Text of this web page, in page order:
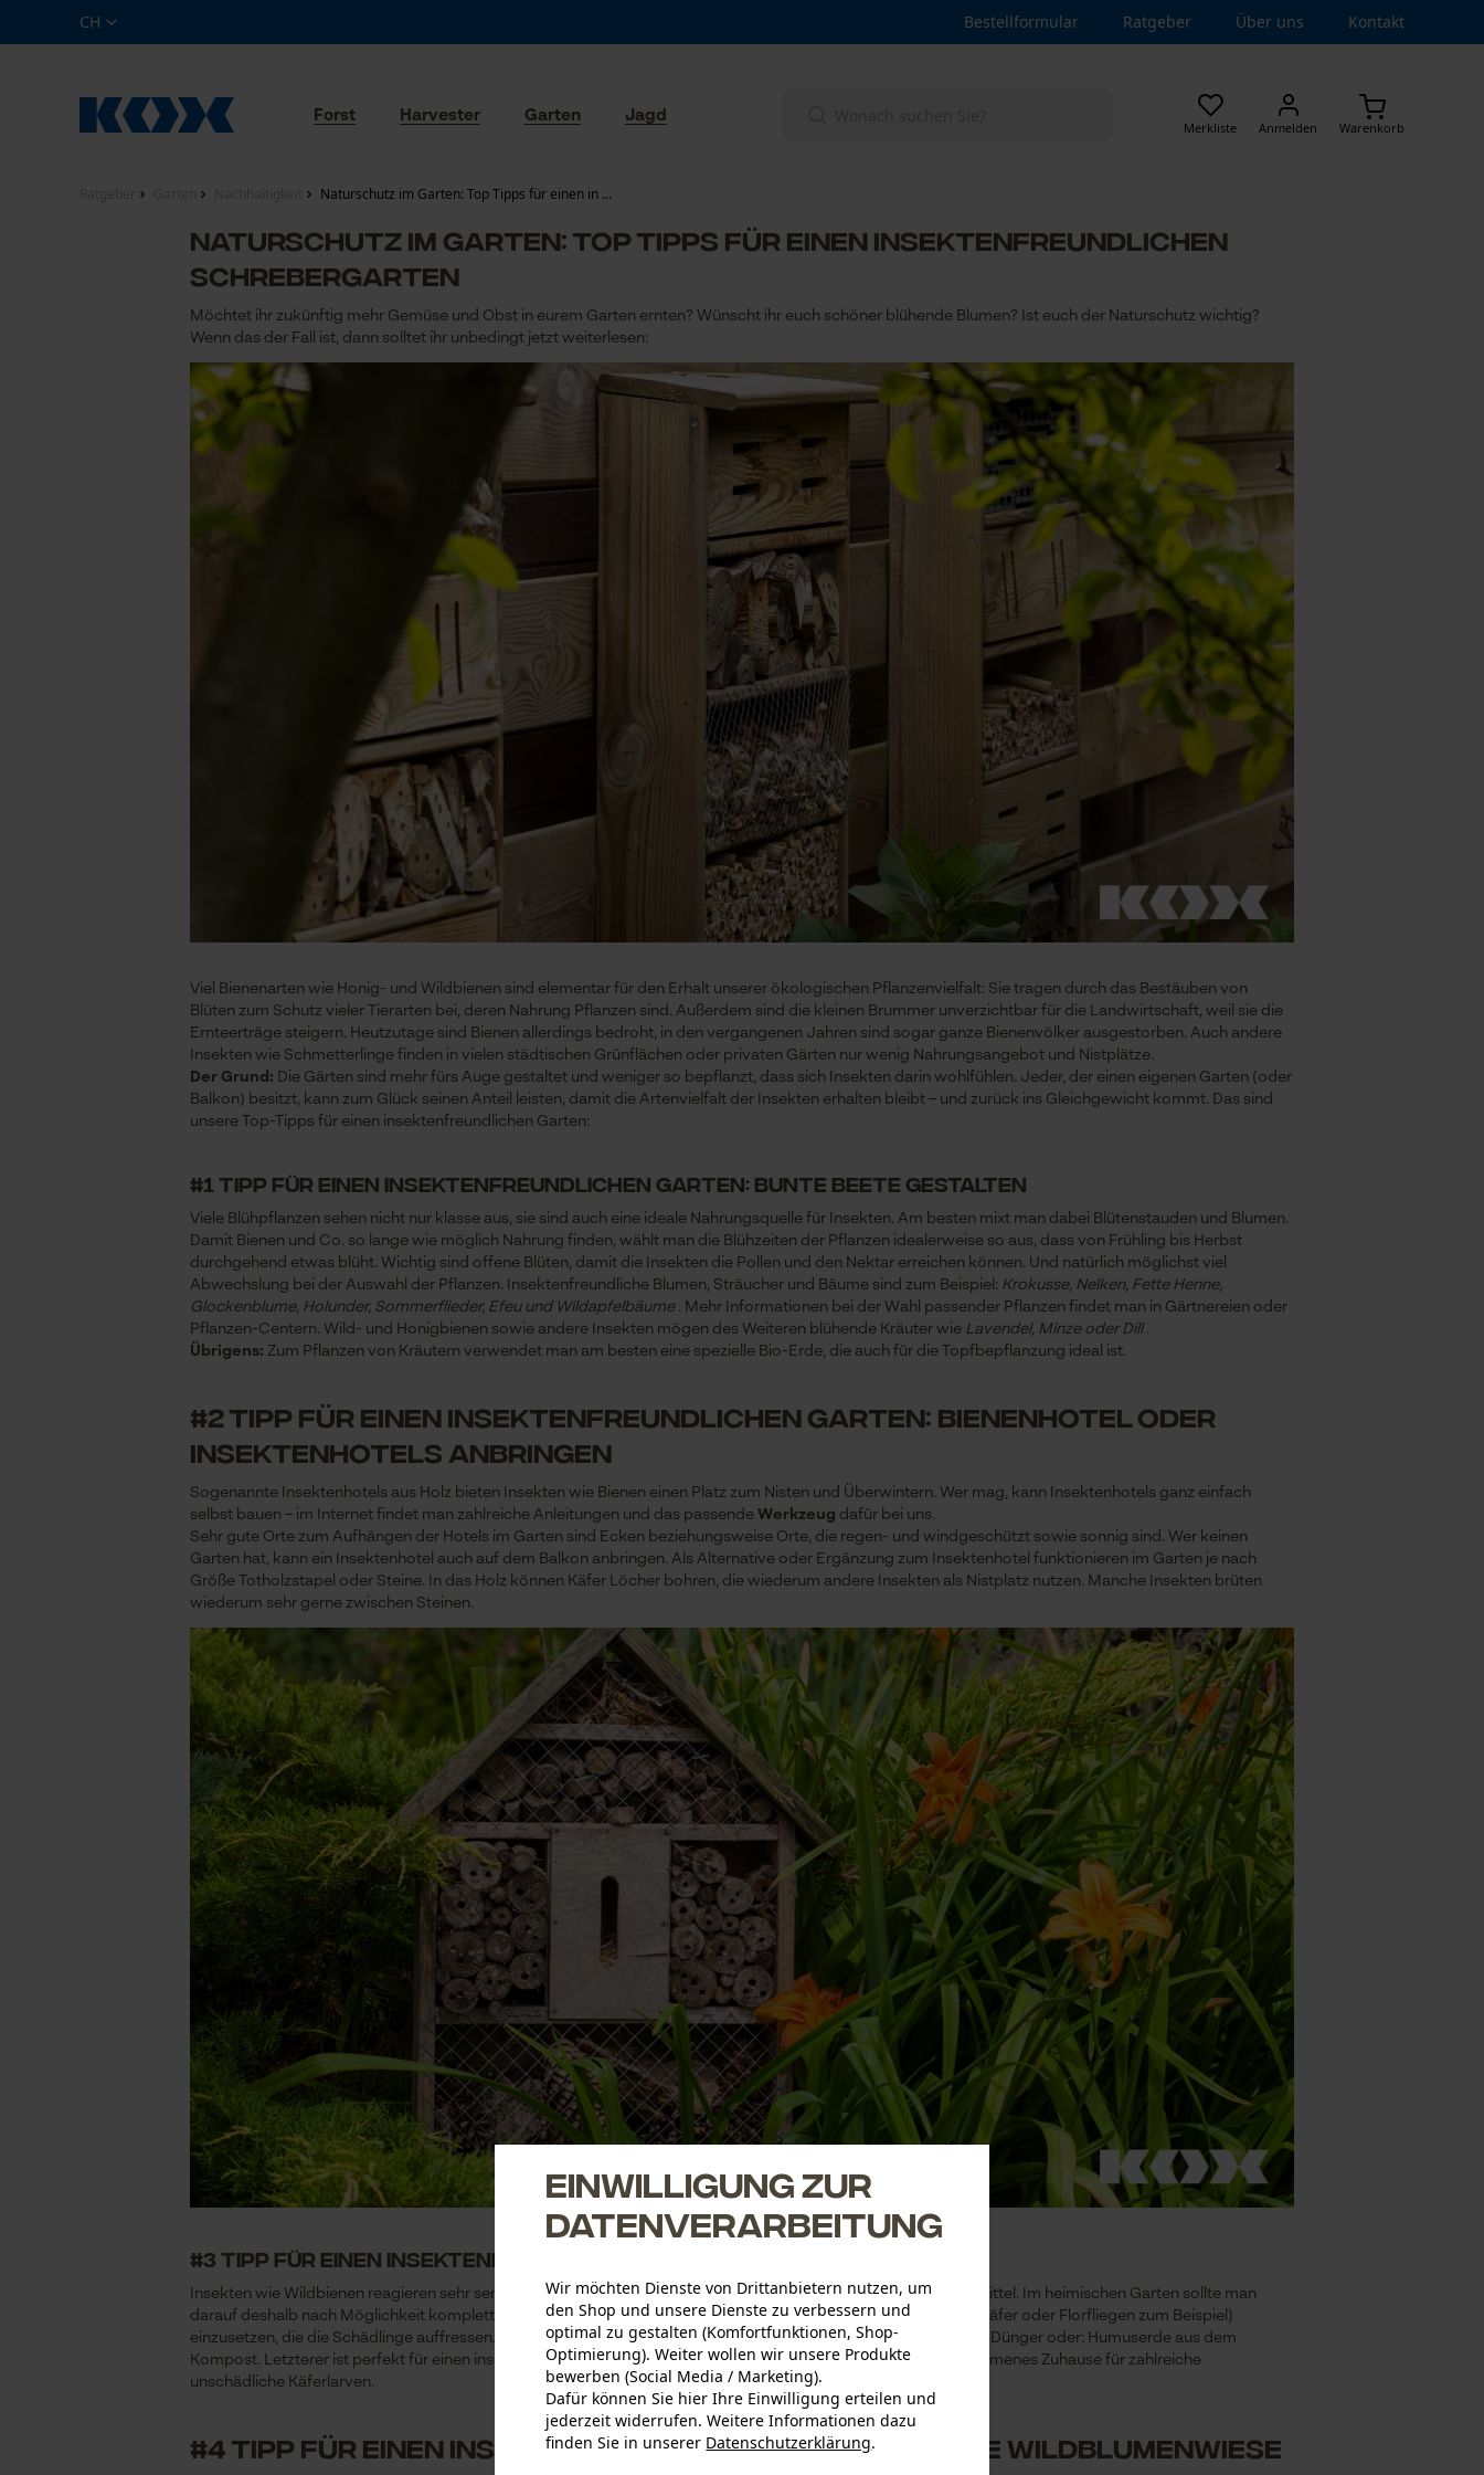
CH Bestellformular Ratgeber Über uns Kontakt
Merkliste Anmelden Warenkorb
Forst Harvester Garten Jagd
Naturschutz im Garten: Top Tipps für einen in ...
Naturschutz im Garten: Top Tipps für einen insektenfreundlichen
Schrebergarten
Möchtet ihr zukünftig mehr Gemüse und Obst in eurem Garten ernten? Wünscht ihr euch schöner blühende Blumen? Ist euch der Naturschutz wichtig?
Wenn das der Fall ist, dann solltet ihr unbedingt jetzt weiterlesen:
Viel Bienenarten wie Honig- und Wildbienen sind elementar für den Erhalt unserer ökologischen Pflanzenvielfalt: Sie tragen durch das Bestäuben von
Blüten zum Schutz vieler Tierarten bei, deren Nahrung Pflanzen sind. Außerdem sind die kleinen Brummer unverzichtbar für die Landwirtschaft, weil sie die
Ernteerträge steigern. Heutzutage sind Bienen allerdings bedroht, in den vergangenen Jahren sind sogar ganze Bienenvölker ausgestorben. Auch andere
Insekten wie Schmetterlinge finden in vielen städtischen Grünflächen oder privaten Gärten nur wenig Nahrungsangebot und Nistplätze.
Der Grund: Die Gärten sind mehr fürs Auge gestaltet und weniger so bepflanzt, dass sich Insekten darin wohlfühlen. Jeder, der einen eigenen Garten (oder
Balkon) besitzt, kann zum Glück seinen Anteil leisten, damit die Artenvielfalt der Insekten erhalten bleibt – und zurück ins Gleichgewicht kommt. Das sind
unsere Top-Tipps für einen insektenfreundlichen Garten:
#1 Tipp für einen insektenfreundlichen Garten: Bunte Beete gestalten
Viele Blühpflanzen sehen nicht nur klasse aus, sie sind auch eine ideale Nahrungsquelle für Insekten. Am besten mixt man dabei Blütenstauden und Blumen.
Damit Bienen und Co. so lange wie möglich Nahrung finden, wählt man die Blühzeiten der Pflanzen idealerweise so aus, dass von Frühling bis Herbst
durchgehend etwas blüht. Wichtig sind offene Blüten, damit die Insekten die Pollen und den Nektar erreichen können. Und natürlich möglichst viel
Abwechslung bei der Auswahl der Pflanzen. Insektenfreundliche Blumen, Sträucher und Bäume sind zum Beispiel: Krokusse, Nelken, Fette Henne,
Glockenblume, Holunder, Sommerflieder, Efeu und Wildapfelbäume . Mehr Informationen bei der Wahl passender Pflanzen findet man in Gärtnereien oder
Pflanzen-Centern. Wild- und Honigbienen sowie andere Insekten mögen des Weiteren blühende Kräuter wie Lavendel, Minze oder Dill .
Übrigens: Zum Pflanzen von Kräutern verwendet man am besten eine spezielle Bio-Erde, die auch für die Topfbepflanzung ideal ist.
#2 Tipp für einen insektenfreundlichen Garten: Bienenhotel oder
Insektenhotels anbringen
Sogenannte Insektenhotels aus Holz bieten Insekten wie Bienen einen Platz zum Nisten und Überwintern. Wer mag, kann Insektenhotels ganz einfach
selbst bauen – im Internet findet man zahlreiche Anleitungen und das passende Werkzeug dafür bei uns.
Sehr gute Orte zum Aufhängen der Hotels im Garten sind Ecken beziehungsweise Orte, die regen- und windgeschützt sowie sonnig sind. Wer keinen
Garten hat, kann ein Insektenhotel auch auf dem Balkon anbringen. Als Alternative oder Ergänzung zum Insektenhotel funktionieren im Garten je nach
Größe Totholzstapel oder Steine. In das Holz können Käfer Löcher bohren, die wiederum andere Insekten als Nistplatz nutzen. Manche Insekten brüten
wiederum sehr gerne zwischen Steinen.
#3 Tipp für einen insektenfreundlichen Garten: Chemie vermeiden
Insekten wie Wildbienen reagieren sehr sensibel auf chemische Pflanzenschutz- und Schädlingsbekämpfungsmittel. Im heimischen Garten sollte man
darauf deshalb nach Möglichkeit komplett verzichten. Sinnvoller ist es, bei Schädlingen etwa Nützlinge (Marienkäfer oder Florfliegen zum Beispiel)
einzusetzen, die die Schädlinge auffressen. Eine insektenfreundliche Alternative zum chemischen Dünger ist Bio-Dünger oder: Humuserde aus dem
Kompost. Letzterer ist perfekt für einen insektenfreundlichen Garten. Ein Komposthaufen ist nämlich ein willkommenes Zuhause für zahlreiche
unschädliche Käferlarven.
#4 Tipp für einen insektenfreundlichen Garten: Eine Wildblumenwiese
Einwilligung zur
Datenverarbeitung
Wir möchten Dienste von Drittanbietern nutzen, um
den Shop und unsere Dienste zu verbessern und
optimal zu gestalten (Komfortfunktionen, Shop-
Optimierung). Weiter wollen wir unsere Produkte
bewerben (Social Media / Marketing).
Dafür können Sie hier Ihre Einwilligung erteilen und
jederzeit widerrufen. Weitere Informationen dazu
finden Sie in unserer Datenschutzerklärung.